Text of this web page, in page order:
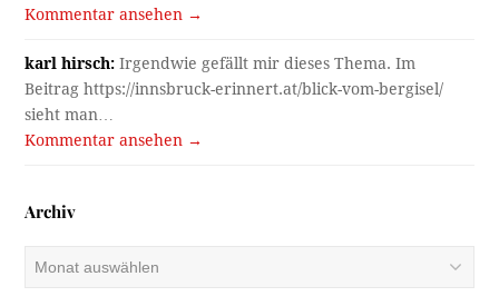
Kommentar ansehen →
karl hirsch: Irgendwie gefällt mir dieses Thema. Im
Beitrag https://innsbruck-erinnert.at/blick-vom-bergisel/
sieht man…
Kommentar ansehen →
Archiv